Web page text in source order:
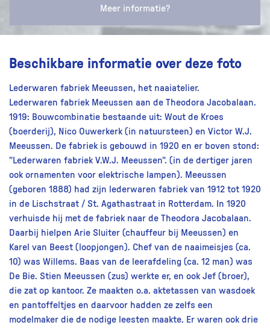
Meer informatie?
Beschikbare informatie over deze foto
Lederwaren fabriek Meeussen, het naaiatelier.
Lederwaren fabriek Meeussen aan de Theodora Jacobalaan.
1919: Bouwcombinatie bestaande uit: Wout de Kroes
(boerderij), Nico Ouwerkerk (in natuursteen) en Victor W.J.
Meeussen. De fabriek is gebouwd in 1920 en er boven stond:
"Lederwaren fabriek V.W.J. Meeussen". (in de dertiger jaren
ook ornamenten voor elektrische lampen). Meeussen
(geboren 1888) had zijn lederwaren fabriek van 1912 tot 1920
in de Lischstraat / St. Agathastraat in Rotterdam. In 1920
verhuisde hij met de fabriek naar de Theodora Jacobalaan.
Daarbij hielpen Arie Sluiter (chauffeur bij Meeussen) en
Karel van Beest (loopjongen). Chef van de naaimeisjes (ca.
10) was Willems. Baas van de leerafdeling (ca. 12 man) was
De Bie. Stien Meeussen (zus) werkte er, en ook Jef (broer),
die zat op kantoor. Ze maakten o.a. aktetassen van wasdoek
en pantoffeltjes en daarvoor hadden ze zelfs een
modelmaker die de nodige leesten maakte. Er waren ook drie